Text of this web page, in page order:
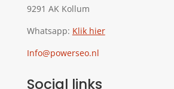
9291 AK Kollum
Whatsapp: Klik hier
Info@powerseo.nl
Social links